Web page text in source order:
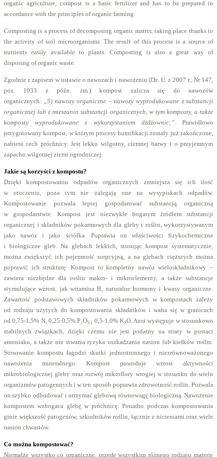
organic agriculture, compost is a basic fertilizer and has to be prepared in
accordance with the principles of organic farming.
Composting is a process of decomposing organic matter, taking place thanks to
the activity of soil microorganisms. The result of this process is a source of
nutrients easily available to plants. Composting is also a great way of
disposing of organic waste.
Zgodnie z zapisem w ustawie o nawozach i nawożeniu (Dz. U. z 2007 r., Nr 147,
poz. 1033 z późn. zm.) kompost zalicza się do nawozów
organicznych: „5) nawozy organiczne – nawozy wyprodukowane z substancji
organicznej lub z mieszanin substancji organicznych, w tym komposty, a także
komposty wyprodukowane z wykorzystaniem dżdżownic;”. Prawidłowo
przygotowany kompost, w którym procesy humifikacji zostały już zakończone,
nabiera cech próchnicy. Jest lekko wilgotny, ciemnej barwy i o przyjemnym
zapachu wilgotnej ziemi ogrodniczej.
Jakie są korzyści z kompostu?
Dzięki kompostowaniu odpadów organicznych zmniejsza się ich ilość
w otoczeniu, poza tym nie zalegają one na wysypiskach odpadów.
Kompostowanie pozwala lepiej gospodarować substancją organiczną
w gospodarstwie. Kompost jest niezwykle bogatym źródłem substancji
organicznej i składników pokarmowych dla gleby i roślin, wykorzystywanym
jako nawóz i jako ściółka. Poprawia on właściwości fizykochemiczne
i biologiczne gleb. Na glebach lekkich, stosując kompost systematycznie,
można zwiększyć ich pojemność sorpcyjną, a na glebach cięższych można
poprawić ich strukturę. Kompost to kompletny nawóz wieloskładnikowy –
zawiera niezbędne dla roślin makro- i mikroelementy, a także substancje
stymulujące wzrost, jak witamina B, naturalne hormony i kwasy organiczne.
Zawartość podstawowych składników pokarmowych w kompostach zależy
od rodzaju użytych do kompostowania składników i waha się w granicach
od 0,75-1,5% N, 0,25-0,5% P₂O5 i 0,5-1,0% K2O. Azot występuje w stosunkowo
stabilnych związkach, dzięki czemu nie jest podatny na straty w postaci
amoniaku, a także nie stwarza ryzyka uszkadzania nasion lub kiełków roślin.
Stosowanie kompostu łagodzi skutki jednostronnego i niezrównoważonego
nawożenia mineralnego. Kompost powoduje wzrost aktywności
mikrobiologicznej gleby oraz rozwój mikroflory wrogiej w stosunku do wielu
organizmów patogennych i w ten sposób poprawia zdrowotność roślin. Pozwala
on szybko odbudować i utrzymać glebową równowagę biologiczną. Nawożenie
kompostem wzbogaca glebę w próchnicę. Ponadto podczas kompostowania
ginie większość patogenów, szkodników roślin, łącznie z nicieniami oraz wiele
nasion chwastów.
Co można kompostować?
Niemalże wszystko co organiczne, przede wszystkim różnego rodzaju materię